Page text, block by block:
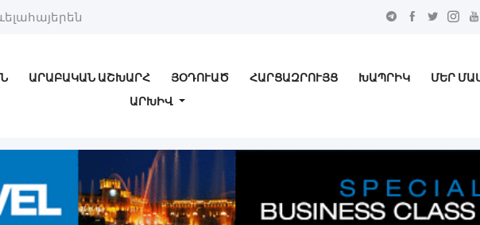
ԱՐԱԲԱԿԱՆ ԱՇԽԱՐՀ ՅՕԴՈՒԱԾ ՀԱՐՑԱԶՐՈՒՅՑ ԽԱՊՐԻԿ ՄԵՐ
ԱՐԽԻՎ